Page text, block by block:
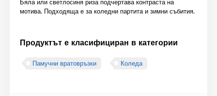
Бяла или светлосиня риза подчертава контраста на
мотива. Подходяща е за коледни партита и зимни събития.
Продуктът е класифициран в категории
Памучни вратовръзки Коледа